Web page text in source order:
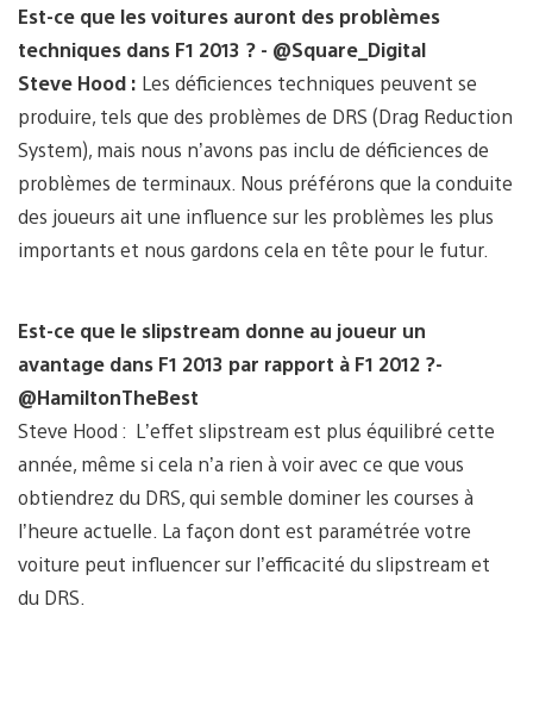
Est-ce que les voitures auront des problèmes
techniques dans F1 2013 ? - @Square_Digital
Steve Hood : Les déficiences techniques peuvent se
produire, tels que des problèmes de DRS (Drag Reduction
System), mais nous n’avons pas inclu de déficiences de
problèmes de terminaux. Nous préférons que la conduite
des joueurs ait une influence sur les problèmes les plus
importants et nous gardons cela en tête pour le futur.
Est-ce que le slipstream donne au joueur un
avantage dans F1 2013 par rapport à F1 2012 ?-
@HamiltonTheBest
Steve Hood : L’effet slipstream est plus équilibré cette
année, même si cela n’a rien à voir avec ce que vous
obtiendrez du DRS, qui semble dominer les courses à
l’heure actuelle. La façon dont est paramétrée votre
voiture peut influencer sur l’efficacité du slipstream et
du DRS.